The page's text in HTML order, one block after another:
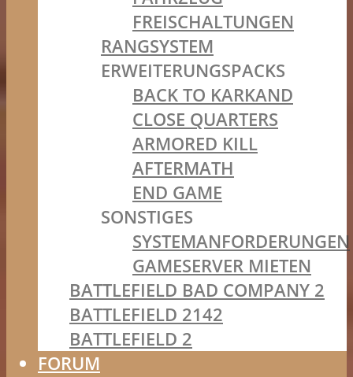
FREISCHALTUNGEN
RANGSYSTEM
ERWEITERUNGSPACKS
BACK TO KARKAND
CLOSE QUARTERS
ARMORED KILL
AFTERMATH
END GAME
SONSTIGES
SYSTEMANFORDERUNGEN
GAMESERVER MIETEN
BATTLEFIELD BAD COMPANY 2
BATTLEFIELD 2142
BATTLEFIELD 2
FORUM